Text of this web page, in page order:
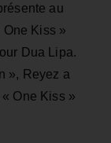
au
Kiss »
Dua Lipa.
», Reyez a
One Kiss »